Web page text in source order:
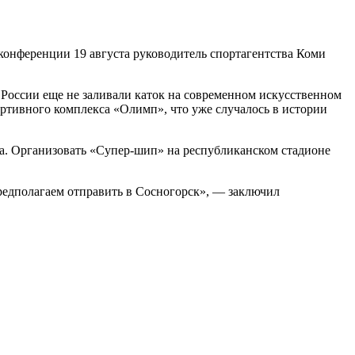
19 августа руководитель спортагентства Коми
еще не заливали каток на современном искусственном
комплекса «Олимп», что уже случалось в истории
Организовать «Супер-шип» на республиканском стадионе
отправить в Сосногорск», — заключил